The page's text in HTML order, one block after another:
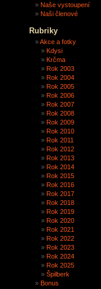
Naše vystoupení
Naši členové
Rubriky
Akce a fotky
Kdysi
Krčma
Rok 2003
Rok 2004
Rok 2005
Rok 2006
Rok 2007
Rok 2008
Rok 2009
Rok 2010
Rok 2011
Rok 2012
Rok 2013
Rok 2014
Rok 2015
Rok 2016
Rok 2017
Rok 2018
Rok 2019
Rok 2020
Rok 2021
Rok 2022
Rok 2023
Rok 2024
Rok 2025
Špilberk
Bonus